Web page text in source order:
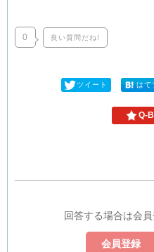
0 良い質問だね!
ツイート はて
Q-
回答する場合は会
会員登録